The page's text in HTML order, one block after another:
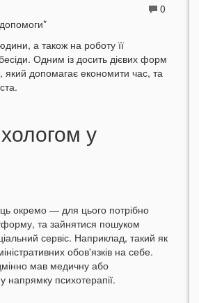
0
а також на роботу її
Одним із досить дієвих форм
допомагає економити час, та
у
окремо — для цього потрібно
та зайнятися пошуком
сервіс. Наприклад, такий як
обов'язків на себе.
мав медичну або
напрямку психотерапії.